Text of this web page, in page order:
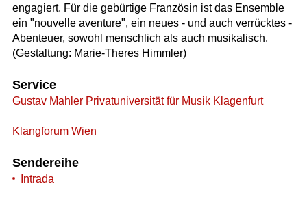
engagiert. Für die gebürtige Französin ist das Ensemble
ein "nouvelle aventure", ein neues - und auch verrücktes -
Abenteuer, sowohl menschlich als auch musikalisch.
(Gestaltung: Marie-Theres Himmler)
Service
Gustav Mahler Privatuniversität für Musik Klagenfurt
Klangforum Wien
Sendereihe
Intrada